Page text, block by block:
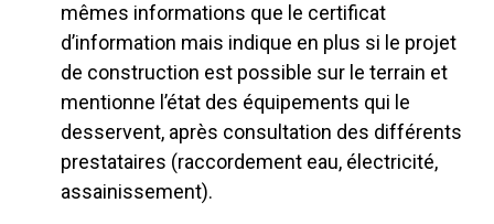
mêmes informations que le certificat
d’information mais indique en plus si le projet
de construction est possible sur le terrain et
mentionne l’état des équipements qui le
desservent, après consultation des différents
prestataires (raccordement eau, électricité,
assainissement).